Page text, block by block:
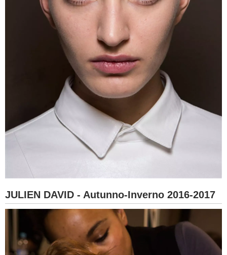
JULIEN DAVID - Autunno-Inverno 2016-2017